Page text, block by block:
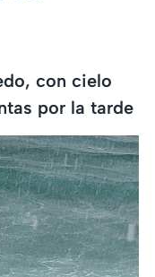
con cielo
por la tarde